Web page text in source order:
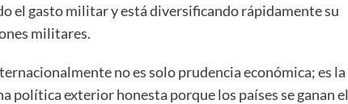
el gasto militar y está diversificando rápidamente su
militares.
no es solo prudencia económica; es la
política exterior honesta porque los países se ganan el